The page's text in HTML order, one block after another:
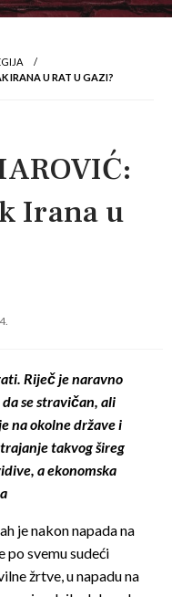
IRANA U RAT U GAZI?
Irana u
Riječ je naravno
se stravičan, ali
na okolne države i
takvog šireg
a ekonomska
je nakon napada na
po svemu sudeći
žrtve, u napadu na